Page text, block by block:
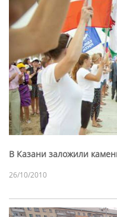
В Казани заложили
26/10/2010